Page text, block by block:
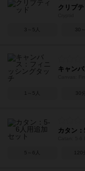
クリプ
3～5人 30
キャン
1～5人 30
カタン
5～6人 120